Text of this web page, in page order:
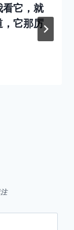
看它，就
，它那厉